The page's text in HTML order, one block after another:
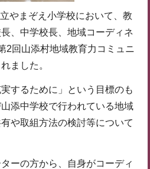
やまぞえ小学校において、教
、中学校長、地域コーディネ
2回山添村地域教育力コミュニ
ました。
するために」という目標のも
添中学校で行われている地域
や取組方法の検討等について
ーの方から、自身がコーディ